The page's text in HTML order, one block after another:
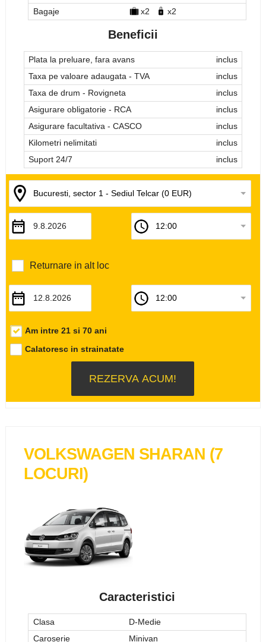
Bagaje
x2 x2
Beneficii
Plata la preluare, fara avans
inclus
Taxa pe valoare adaugata - TVA
inclus
Taxa de drum - Rovigneta
inclus
Asigurare obligatorie - RCA
inclus
Asigurare facultativa - CASCO
inclus
Kilometri nelimitati
inclus
Suport 24/7
inclus
Returnare in alt loc
Am intre 21 si 70 ani
Calatoresc in strainatate
VOLKSWAGEN SHARAN (7
LOCURI)
Caracteristici
Clasa
D-Medie
Caroserie
Minivan